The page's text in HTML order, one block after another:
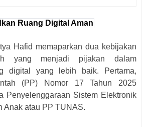
Ruang Digital Aman
Hafid memaparkan dua kebijakan
yang menjadi pijakan dalam
digital yang lebih baik. Pertama,
(PP) Nomor 17 Tahun 2025
Penyelenggaraan Sistem Elektronik
Anak atau PP TUNAS.